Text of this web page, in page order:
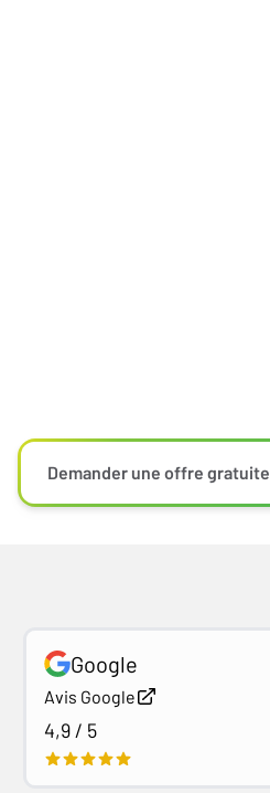
Demander une offre gratuite
Google
Avis Google
4,9 / 5